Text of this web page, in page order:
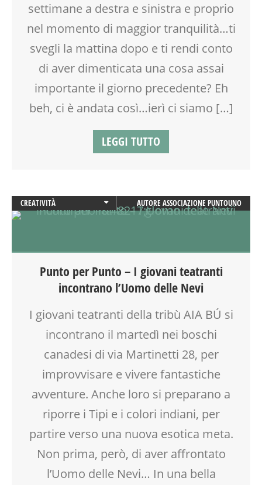
PAPÀ
RAGAZZI
SPAZIO
TEMPO LIBERO
WEEKEND
settimane a destra e sinistra e proprio
nel momento di maggior tranquilità…ti
svegli la mattina dopo e ti rendi conto
di aver dimenticata una cosa assai
importante il giorno precedente? Eh
beh, ci è andata così…ierì ci siamo […]
LEGGI TUTTO
CREATIVITÀ
DANZA
SOCIALIZZAZIONE
TEMPO LIBERO
VIA MARTINETTI
AUTORE ASSOCIAZIONE PUNTOUNO
Punto per Punto – I giovani teatranti
incontrano l’Uomo delle Nevi
I giovani teatranti della tribù AIA BÚ si
incontrano il martedì nei boschi
canadesi di via Martinetti 28, per
improvvisare e vivere fantastiche
avventure. Anche loro si preparano a
riporre i Tipi e i colori indiani, per
partire verso una nuova esotica meta.
Non prima, però, di aver affrontato
l’Uomo delle Nevi… In una bella